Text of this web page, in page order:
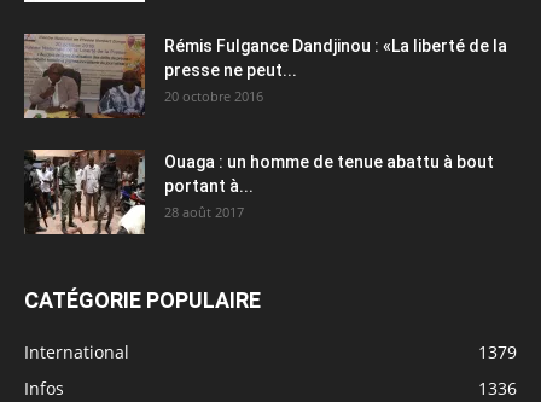
Rémis Fulgance Dandjinou : «La liberté de la
presse ne peut...
20 octobre 2016
Ouaga : un homme de tenue abattu à bout
portant à...
28 août 2017
CATÉGORIE POPULAIRE
International
1379
Infos
1336